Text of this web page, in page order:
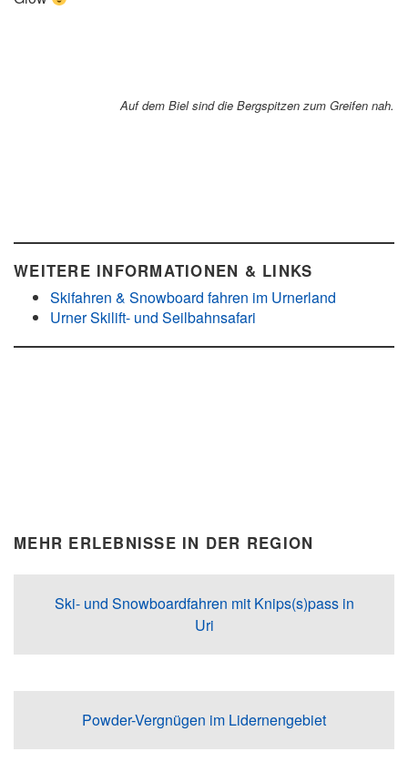
Auf dem Biel sind die Bergspitzen zum Greifen nah.
WEITERE INFORMATIONEN & LINKS
Skifahren & Snowboard fahren im Urnerland
Urner Skilift- und Seilbahnsafari
MEHR ERLEBNISSE IN DER REGION
Ski- und Snowboardfahren mit Knips(s)pass in
Uri
Powder-Vergnügen im Lidernengebiet